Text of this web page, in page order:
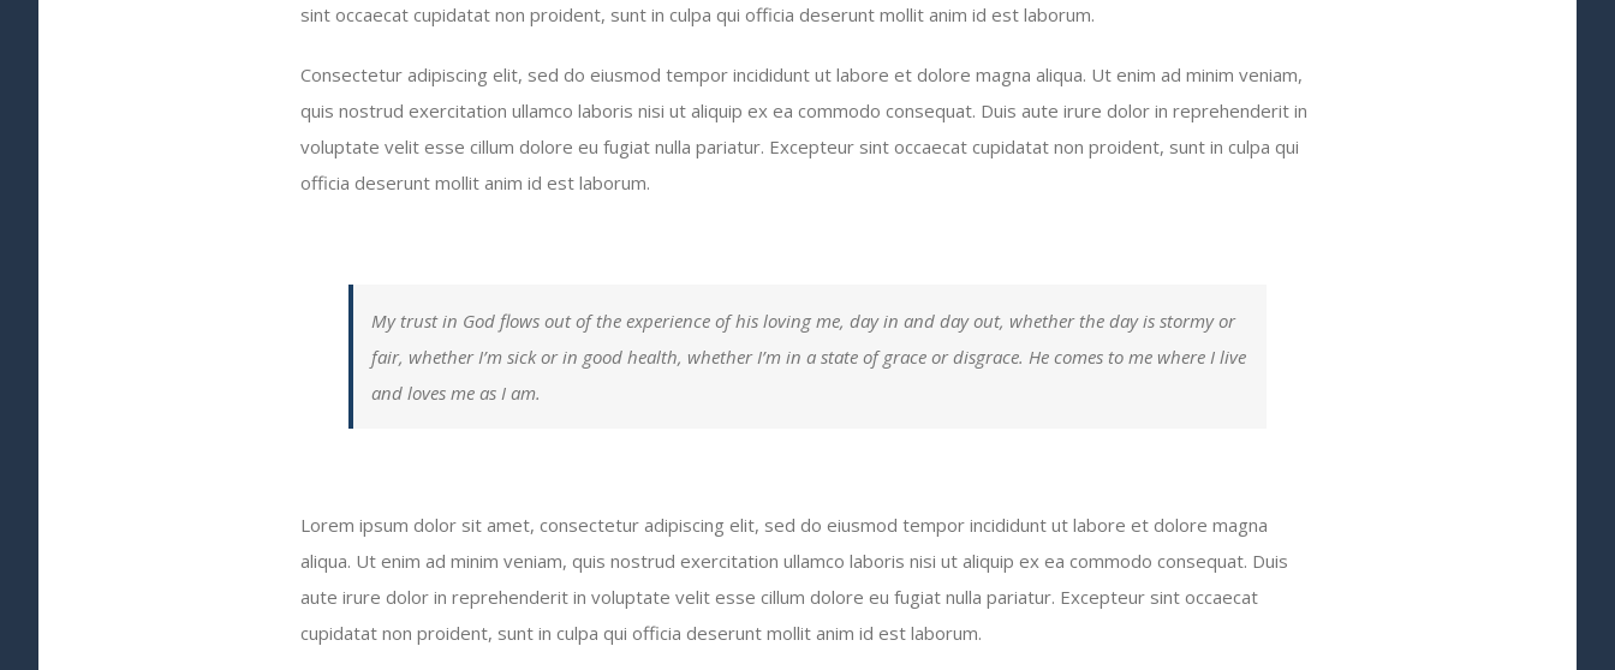
sint occaecat cupidatat non proident, sunt in culpa qui officia deserunt mollit anim id est laborum.
Consectetur adipiscing elit, sed do eiusmod tempor incididunt ut labore et dolore magna aliqua. Ut enim ad minim veniam,
quis nostrud exercitation ullamco laboris nisi ut aliquip ex ea commodo consequat. Duis aute irure dolor in reprehenderit in
voluptate velit esse cillum dolore eu fugiat nulla pariatur. Excepteur sint occaecat cupidatat non proident, sunt in culpa qui
officia deserunt mollit anim id est laborum.
My trust in God flows out of the experience of his loving me, day in and day out, whether the day is stormy or
fair, whether I’m sick or in good health, whether I’m in a state of grace or disgrace. He comes to me where I live
and loves me as I am.
Lorem ipsum dolor sit amet, consectetur adipiscing elit, sed do eiusmod tempor incididunt ut labore et dolore magna
aliqua. Ut enim ad minim veniam, quis nostrud exercitation ullamco laboris nisi ut aliquip ex ea commodo consequat. Duis
aute irure dolor in reprehenderit in voluptate velit esse cillum dolore eu fugiat nulla pariatur. Excepteur sint occaecat
cupidatat non proident, sunt in culpa qui officia deserunt mollit anim id est laborum.